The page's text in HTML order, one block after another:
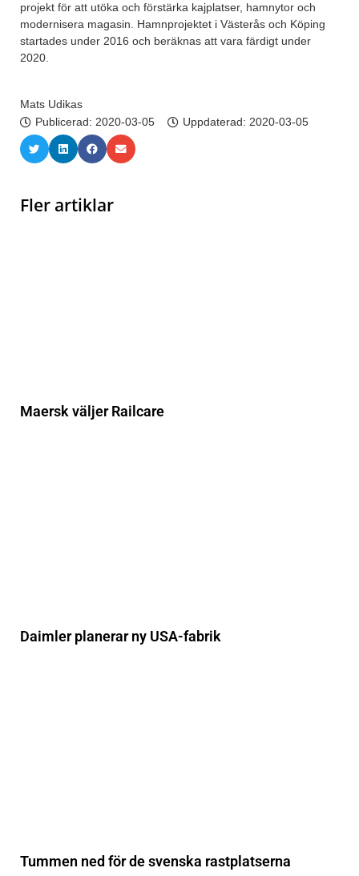
projekt för att utöka och förstärka kajplatser, hamnytor och
modernisera magasin. Hamnprojektet i Västerås och Köping
startades under 2016 och beräknas att vara färdigt under
2020.
Mats Udikas
Publicerad: 2020-03-05 Uppdaterad: 2020-03-05
Fler artiklar
Maersk väljer Railcare
Daimler planerar ny USA-fabrik
Tummen ned för de svenska rastplatserna